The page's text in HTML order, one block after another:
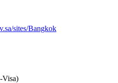
sites/Bangkok
Visa)